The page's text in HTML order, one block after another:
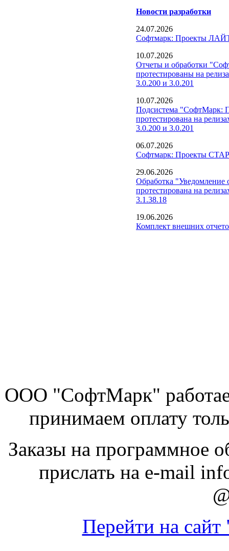
Новости разработки
24.07.2026
Софтмарк: Проекты
10.07.2026
Отчеты и обработки
протестированы на
3.0.200 и 3.0.201
10.07.2026
Подсистема "СофтМарк:
протестирована на
3.0.200 и 3.0.201
06.07.2026
Софтмарк: Проекты
29.06.2026
Обработка "Уведомление
протестирована на
3.1.38.18
19.06.2026
Комплект внешних
ООО "СофтМарк"
принимаем оплату
Заказы на программное
прислать на e-mail
Перейти на